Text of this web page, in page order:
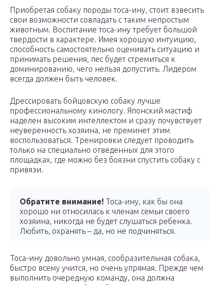
Приобретая собаку породы тоса-ину, стоит взвесить
свои возможности совладать с таким непростым
животным. Воспитание тоса-ину требует большой
твердости в характере. Имея хорошую интуицию,
способность самостоятельно оценивать ситуацию и
принимать решения, пес будет стремиться к
доминированию, чего нельзя допустить. Лидером
всегда должен быть человек.
Дрессировать бойцовскую собаку лучше
профессиональному кинологу. Японский мастиф
наделен высоким интеллектом и сразу почувствует
неуверенность хозяина, не преминет этим
воспользоваться. Тренировки следует проводить
только на специально отведенных для этого
площадках, где можно без боязни спустить собаку с
привязи.
Обратите внимание! Тоса-ину, как бы она
хорошо ни относилась к членам семьи своего
хозяина, никогда не будет слушаться ребенка.
Любить, охранять – да, но не подчиняться.
Тоса-ину довольно умная, сообразительная собака,
быстро всему учится, но очень упрямая. Прежде чем
выполнить очередную команду, она должна